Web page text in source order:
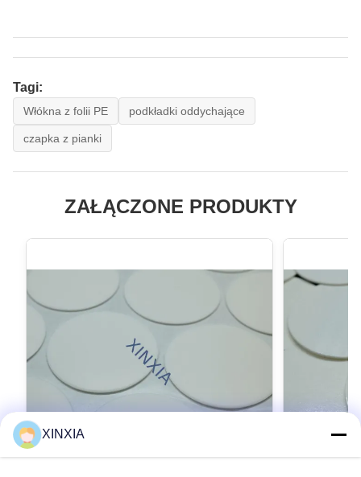
Tagi:
Włókna z folii PE podkładki oddychające
czapka z pianki
ZAŁĄCZONE PRODUKTY
XINXIA